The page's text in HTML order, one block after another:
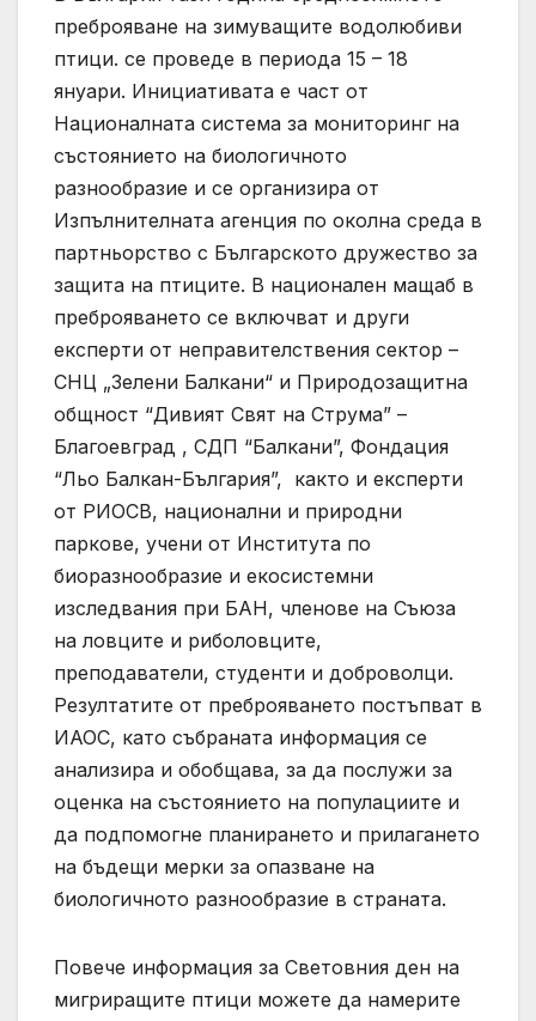
преброяване на зимуващите водолюбиви
птици. се проведе в периода 15 – 18
януари. Инициативата е част от
Националната система за мониторинг на
състоянието на биологичното
разнообразие и се организира от
Изпълнителната агенция по околна среда в
партньорство с Българското дружество за
защита на птиците. В национален мащаб в
преброяването се включват и други
експерти от неправителствения сектор –
СНЦ „Зелени Балкани“ и Природозащитна
общност “Дивият Свят на Струма” –
Благоевград , СДП “Балкани”, Фондация
“Льо Балкан-България”, както и експерти
от РИОСВ, национални и природни
паркове, учени от Института по
биоразнообразие и екосистемни
изследвания при БАН, членове на Съюза
на ловците и риболовците,
преподаватели, студенти и доброволци.
Резултатите от преброяването постъпват в
ИАОС, като събраната информация се
анализира и обобщава, за да послужи за
оценка на състоянието на популациите и
да подпомогне планирането и прилагането
на бъдещи мерки за опазване на
биологичното разнообразие в страната.
Повече информация за Световния ден на
мигриращите птици можете да намерите